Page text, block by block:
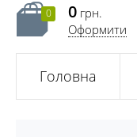
0 0 грн.
Оформити
Головна